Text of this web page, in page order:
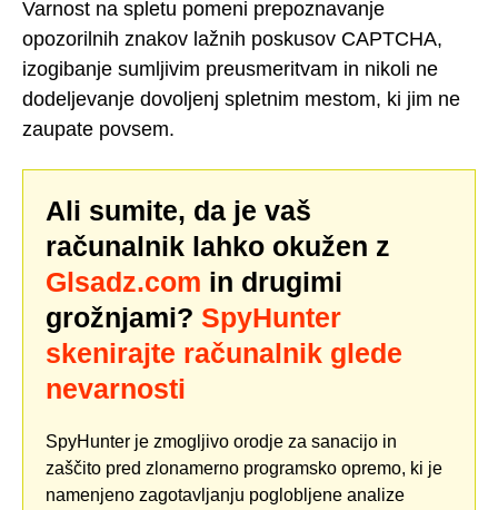
Varnost na spletu pomeni prepoznavanje
opozorilnih znakov lažnih poskusov CAPTCHA,
izogibanje sumljivim preusmeritvam in nikoli ne
dodeljevanje dovoljenj spletnim mestom, ki jim ne
zaupate povsem.
Ali sumite, da je vaš
računalnik lahko okužen z
Glsadz.com in drugimi
grožnjami? SpyHunter
skenirajte računalnik glede
nevarnosti
SpyHunter je zmogljivo orodje za sanacijo in
zaščito pred zlonamerno programsko opremo, ki je
namenjeno zagotavljanju poglobljene analize